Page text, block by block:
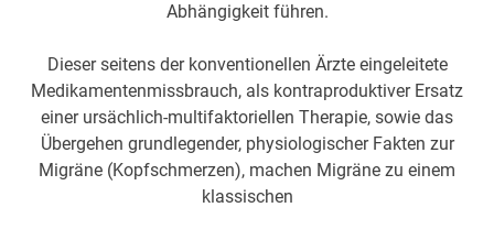
Abhängigkeit führen.
Dieser seitens der konventionellen Ärzte eingeleitete
Medikamentenmissbrauch, als kontraproduktiver Ersatz
einer ursächlich-multifaktoriellen Therapie, sowie das
Übergehen grundlegender, physiologischer Fakten zur
Migräne (Kopfschmerzen), machen Migräne zu einem
klassischen